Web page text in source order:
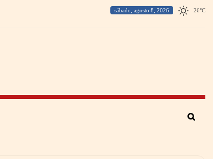
sábado, agosto 8, 2026 26°C